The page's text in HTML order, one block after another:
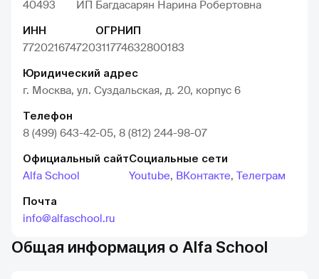
40493 ИП Багдасарян Нарина Робертовна
ИНН
772021674720
ОГРНИП
311774632800183
Юридический адрес
г. Москва, ул. Суздальская, д. 20, корпус 6
Телефон
8 (499) 643-42-05, 8 (812) 244-98-07
Официальный сайт
Alfa School
Социальные сети
Youtube, ВКонтакте, Телеграм
Почта
info@alfaschool.ru
Общая информация о Alfa School